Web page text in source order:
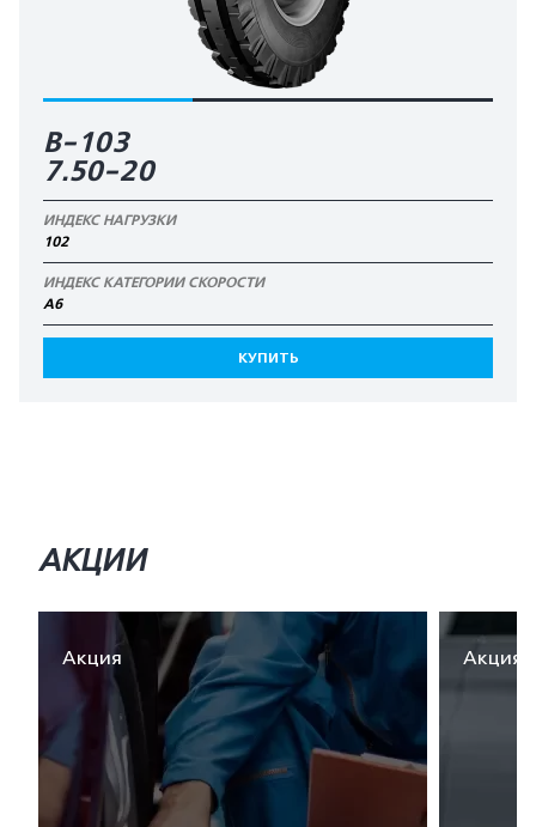
В-103
7.50-20
ИНДЕКС НАГРУЗКИ
102
ИНДЕКС КАТЕГОРИИ СКОРОСТИ
А6
КУПИТЬ
АКЦИИ
Акция Акция